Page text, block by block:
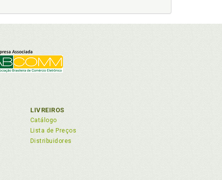
LIVREIROS
Catálogo
Lista de Preços
Distribuidores